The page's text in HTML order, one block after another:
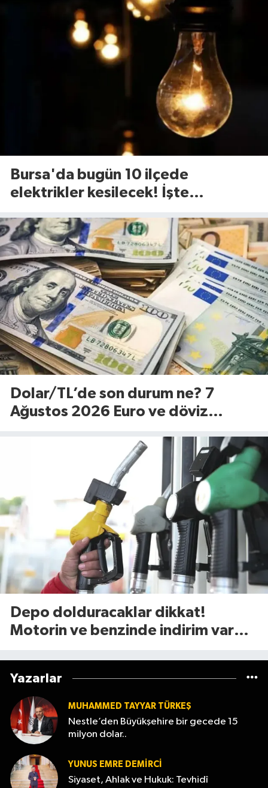
Bursa'da bugün 10 ilçede
elektrikler kesilecek! İşte
Cuma)
Dolar/TL’de son durum ne? 7
Ağustos 2026 Euro ve döviz
Depo dolduracaklar dikkat!
Motorin ve benzinde indirim var
Yazarlar
MUHAMMED TAYYAR TÜRKEŞ
Nestle’den Büyükşehire bir gecede 15
milyon dolar..
YUNUS EMRE DEMIRCI
Siyaset, Ahlak ve Hukuk: Tevhidî